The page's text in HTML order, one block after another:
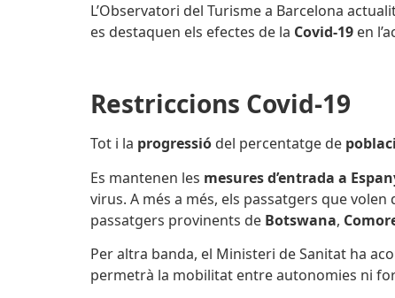
L’Observatori del Turisme a Barcelona
es destaquen els efectes de la Covid-19 en
Restriccions Covid-19
Tot i la progressió del percentatge de
Es mantenen les mesures d’entrada a
virus. A més a més, els passatgers que volen
passatgers provinents de Botswana,
Per altra banda, el Ministeri de Sanitat ha
permetrà la mobilitat entre autonomies ni